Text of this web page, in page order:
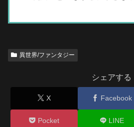
異世界/ファンタジー
シェアする
X Facebook
Pocket LINE